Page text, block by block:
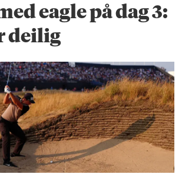
eagle på dag 3:
deilig